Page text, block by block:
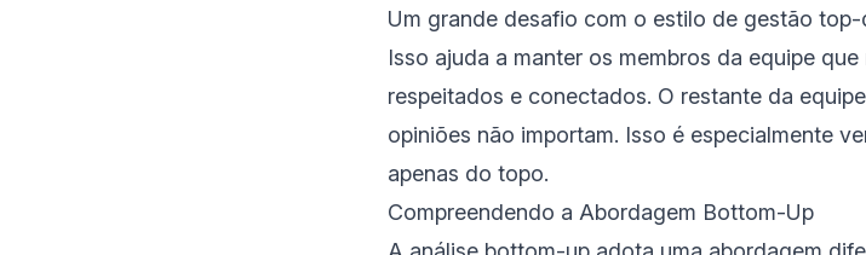
Um grande desafio com o estilo de gestão
Isso ajuda a manter os membros da equipe
respeitados e conectados. O restante da
opiniões não importam. Isso é especialmente
apenas do topo.
Compreendendo a Abordagem Bottom-Up